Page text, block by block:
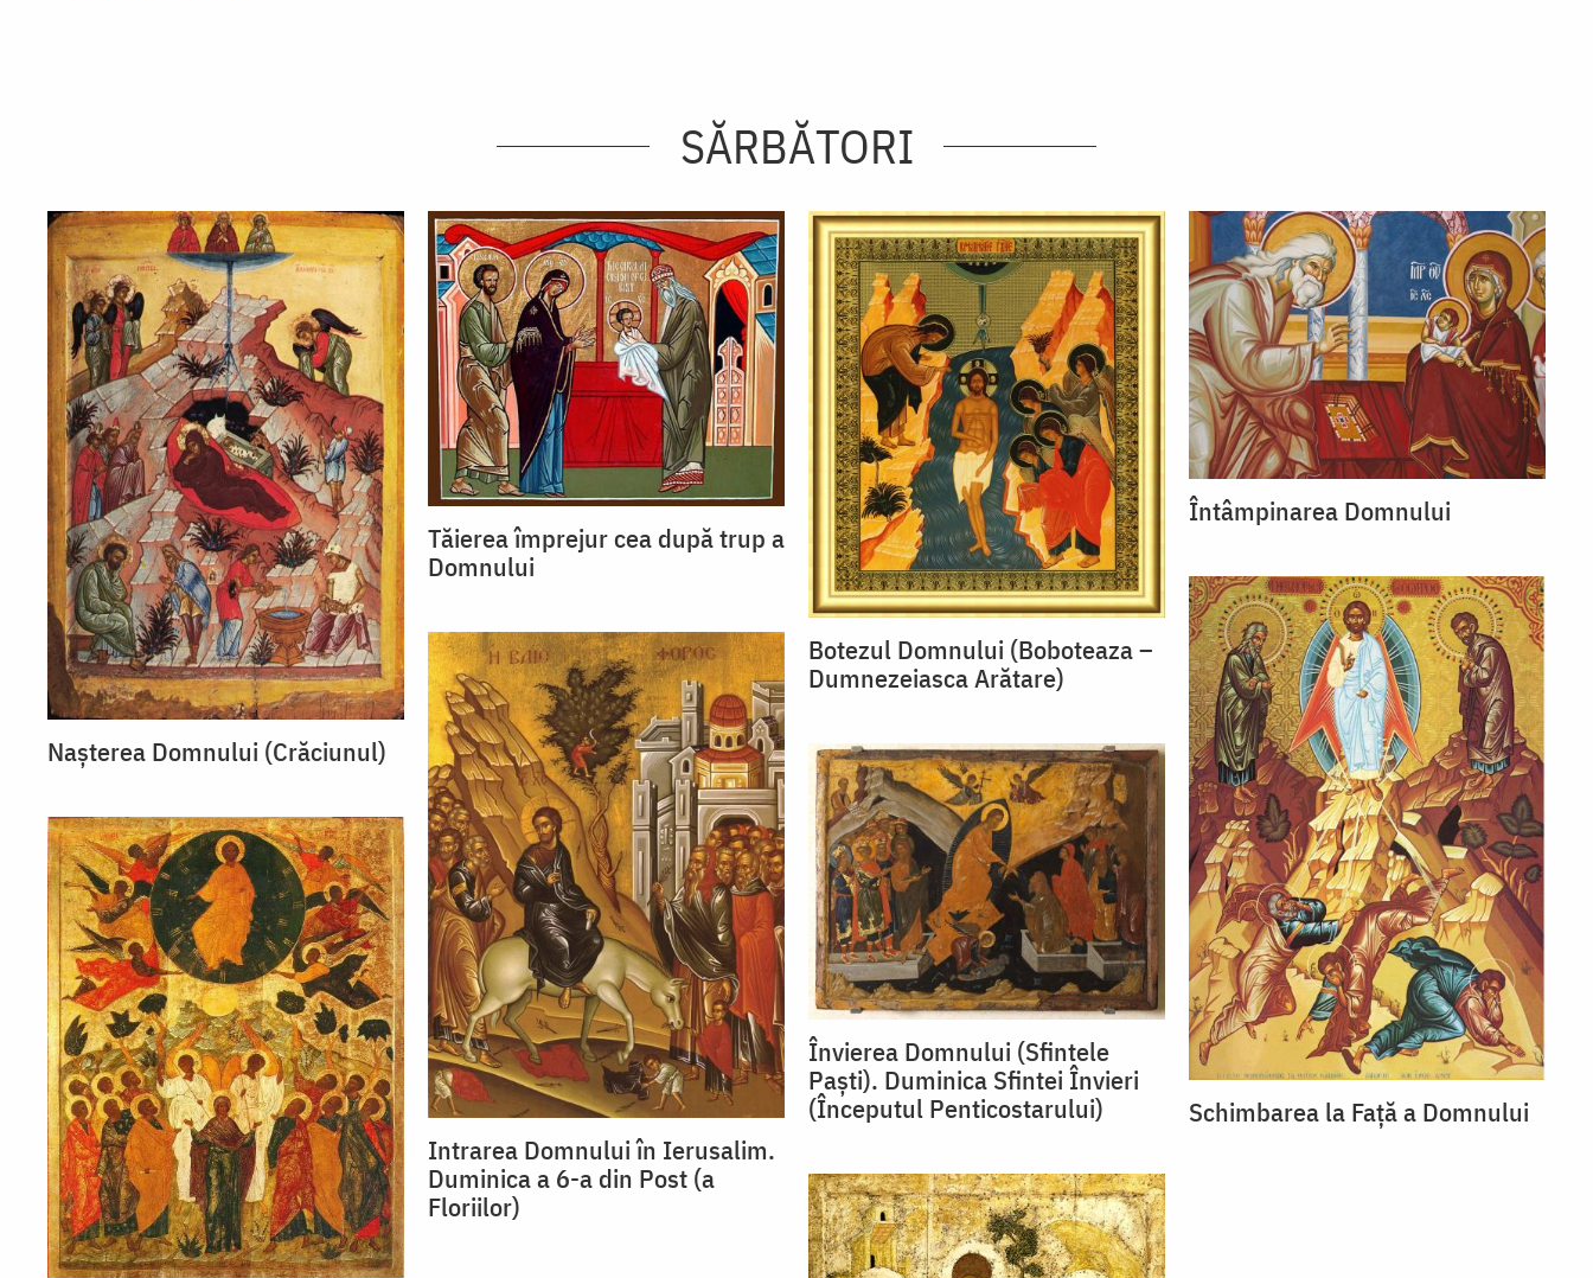
SĂRBĂTORI
Nașterea Domnului (Crăciunul)
Tăierea împrejur cea după trup a
Domnului
Botezul Domnului (Boboteaza –
Dumnezeiasca Arătare)
Întâmpinarea Domnului
Schimbarea la Față a Domnului
Intrarea Domnului în Ierusalim.
Duminica a 6-a din Post (a
Floriilor)
Învierea Domnului (Sfintele
Paști). Duminica Sfintei Învieri
(Începutul Penticostarului)